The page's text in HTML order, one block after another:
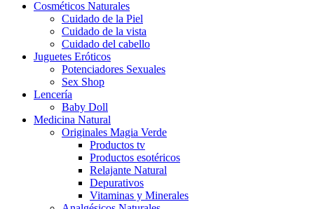
Cosméticos Naturales
Cuidado de la Piel
Cuidado de la vista
Cuidado del cabello
Juguetes Eróticos
Potenciadores Sexuales
Sex Shop
Lencería
Baby Doll
Medicina Natural
Originales Magia Verde
Productos tv
Productos esotéricos
Relajante Natural
Depurativos
Vitaminas y Minerales